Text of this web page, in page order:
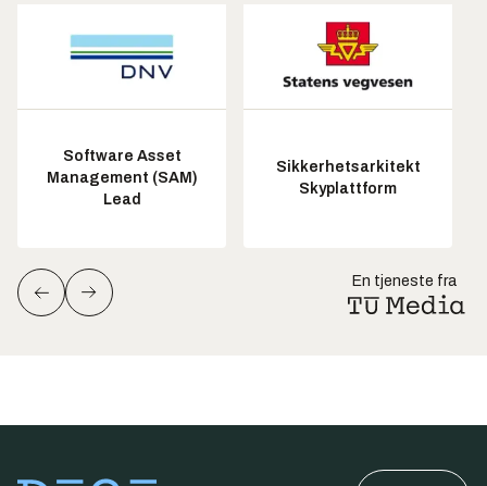
Software Asset
Management (SAM)
Lead
Sikkerhetsarkitekt
Skyplattform
En tjeneste fra